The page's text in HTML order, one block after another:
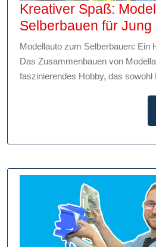
Kreativer Spaß:
Selberbauen für Jung
Modellauto zum Selberbauen: Ein
Das Zusammenbauen von
faszinierendes Hobby, das sowohl